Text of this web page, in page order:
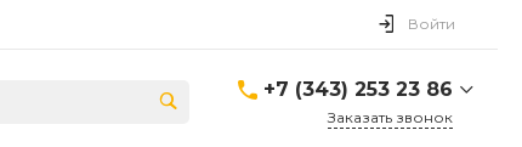
Войти
+7 (343) 253 23 86
Заказать звонок